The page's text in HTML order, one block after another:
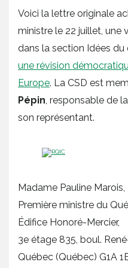
Voici la lettre originale
ministre le 22 juillet, une
dans la section Idées du
une révision
Europe. La CSD est
Pépin, responsable de
son représentant.
Madame Pauline Marois,
Première ministre du
Édifice Honoré-Mercier,
3e étage 835, boul.
Québec (Québec) G1A